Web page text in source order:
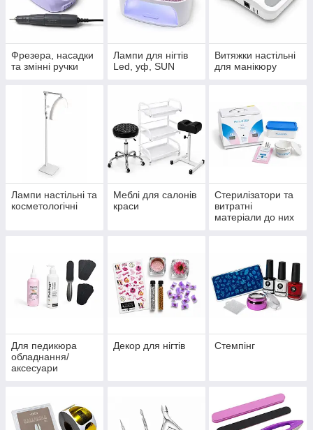
Фрезера, насадки
та змінні ручки
Лампи для нігтів
Led, уф, SUN
Витяжки настільні
для манікюру
Лампи настільні та
косметологічні
Меблі для салонів
краси
Стерилізатори та
витратні
матеріали до них
Для педикюра
обладнання/
аксесуари
Декор для нігтів Стемпінг